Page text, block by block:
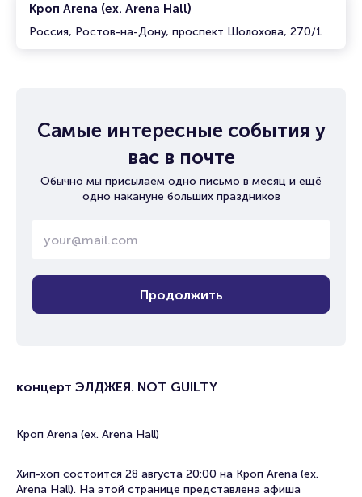
Кроп Arena (ex. Arena Hall)
Россия, Ростов-на-Дону, проспект Шолохова, 270/1
Самые интересные события у
вас в почте
Обычно мы присылаем одно письмо в месяц и ещё
одно накануне больших праздников
Продолжить
концерт ЭЛДЖЕЯ. NOT GUILTY
Кроп Arena (ex. Arena Hall)
Хип-хоп состоится 28 августа 20:00 на Кроп Arena (ex.
Arena Hall). На этой странице представлена афиша